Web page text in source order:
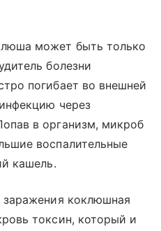
может быть только
болезни
погибает во внешней
через
в организм, микроб
воспалительные
кашель.
заражения коклюшная
токсин, который и